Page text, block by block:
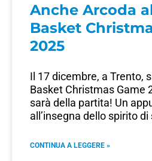
Anche Arcoda
Basket
2025
Il 17 dicembre, a Trento,
Basket Christmas Game
sarà della partita! Un
all’insegna dello spirito di
CONTINUA A LEGGERE »